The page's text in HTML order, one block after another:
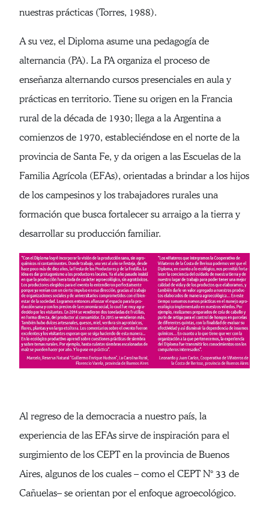
nuestras prácticas (Torres, 1988).
A su vez, el Diploma asume una pedagogía de
alternancia (PA). La PA organiza el proceso de
enseñanza alternando cursos presenciales en aula y
prácticas en territorio. Tiene su origen en la Francia
rural de la década de 1930; llega a la Argentina a
comienzos de 1970, estableciéndose en el norte de la
provincia de Santa Fe, y da origen a las Escuelas de la
Familia Agrícola (EFAs), orientadas a brindar a los hijos
de los campesinos y los trabajadores rurales una
formación que busca fortalecer su arraigo a la tierra y
desarrollar su producción familiar.
Al regreso de la democracia a nuestro país, la
experiencia de las EFAs sirve de inspiración para el
surgimiento de los CEPT en la provincia de Buenos
Aires, algunos de los cuales – como el CEPT N° 33 de
Cañuelas– se orientan por el enfoque agroecológico.